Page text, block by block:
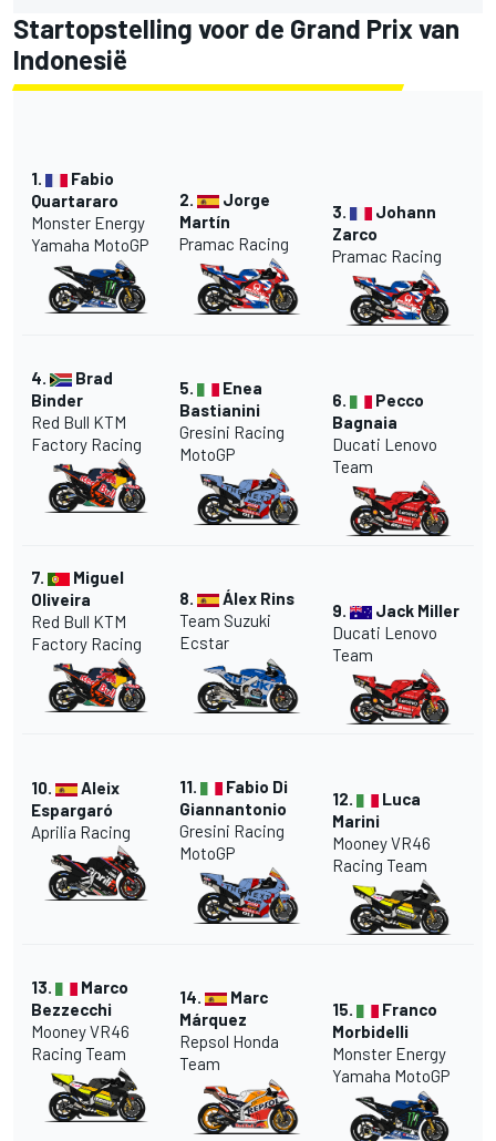
Startopstelling voor de Grand Prix van
Indonesië
1.
Fabio
Quartararo
Monster Energy
Yamaha MotoGP
2.
Jorge
Martín
Pramac Racing
3.
Johann
Zarco
Pramac Racing
4.
Brad
Binder
Red Bull KTM
Factory Racing
5.
Enea
Bastianini
Gresini Racing
MotoGP
6.
Pecco
Bagnaia
Ducati Lenovo
Team
7.
Miguel
Oliveira
Red Bull KTM
Factory Racing
8.
Álex Rins
Team Suzuki
Ecstar
9.
Jack Miller
Ducati Lenovo
Team
10.
Aleix
Espargaró
Aprilia Racing
11.
Fabio Di
Giannantonio
Gresini Racing
MotoGP
12.
Luca
Marini
Mooney VR46
Racing Team
13.
Marco
Bezzecchi
Mooney VR46
Racing Team
14.
Marc
Márquez
Repsol Honda
Team
15.
Franco
Morbidelli
Monster Energy
Yamaha MotoGP